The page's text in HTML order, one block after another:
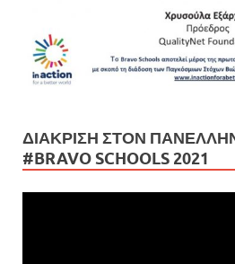
ΔΙΆΚΡΙΣΗ ΣΤΟΝ
#BRAVO SCHOOLS 2021